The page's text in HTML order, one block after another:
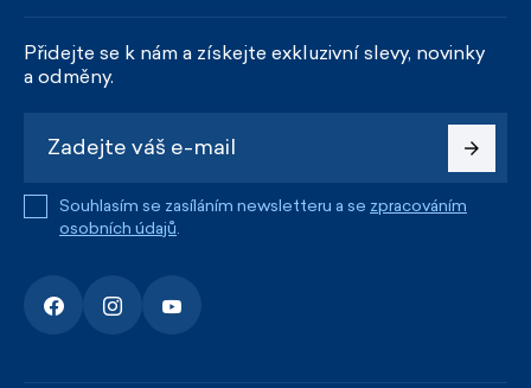
Přidejte se k nám a získejte exkluzivní slevy, novinky
a odměny.
Souhlasím se zasíláním newsletteru a se zpracováním
osobních údajů.